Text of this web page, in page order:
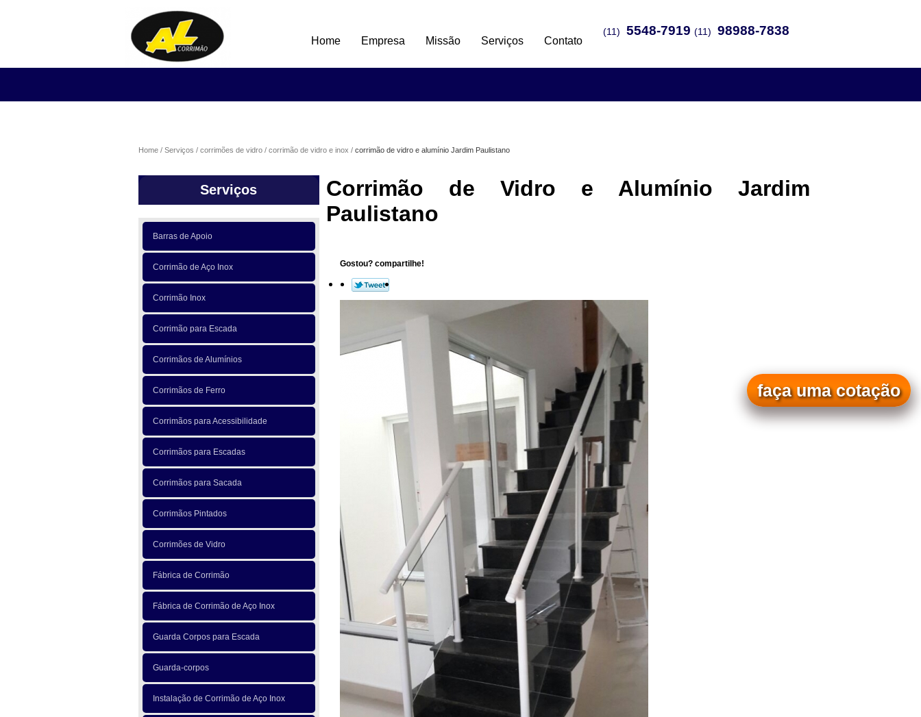
(11) 5548-7919 (11) 98988-7838
Home Empresa Missão Serviços Contato
Home Serviços corrimões de vidro corrimão de vidro e inox corrimão de vidro e alumínio Jardim Paulistano
Serviços
Barras de Apoio
Corrimão de Aço Inox
Corrimão Inox
Corrimão para Escada
Corrimãos de Alumínios
Corrimãos de Ferro
Corrimãos para Acessibilidade
Corrimãos para Escadas
Corrimãos para Sacada
Corrimãos Pintados
Corrimões de Vidro
Fábrica de Corrimão
Fábrica de Corrimão de Aço Inox
Guarda Corpos para Escada
Guarda-corpos
Instalação de Corrimão de Aço Inox
Corrimão de Vidro e Alumínio Jardim
Paulistano
Gostou? compartilhe!
faça uma cotação